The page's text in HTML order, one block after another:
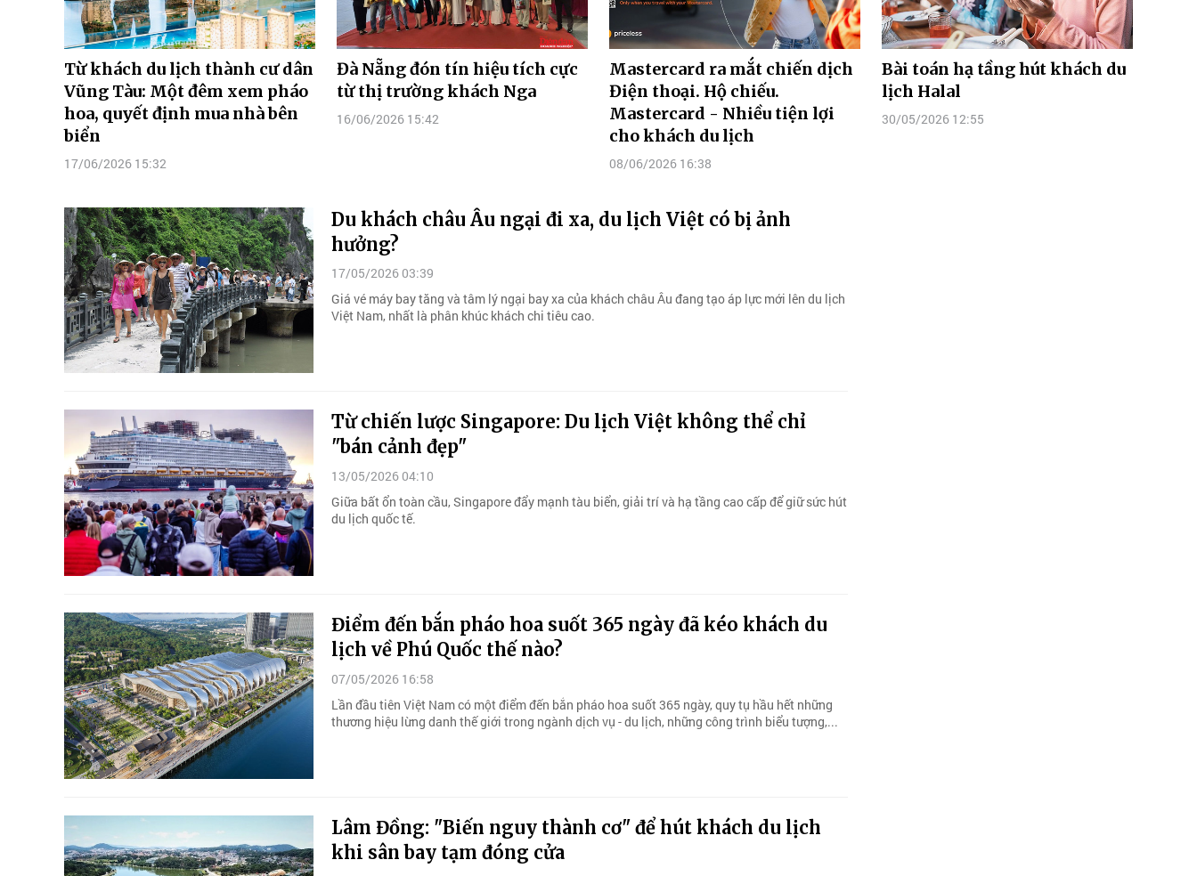
Từ khách du lịch thành cư dân
Vũng Tàu: Một đêm xem pháo
hoa, quyết định mua nhà bên
biển
17/06/2026 15:32
Đà Nẵng đón tín hiệu tích cực
từ thị trường khách Nga
16/06/2026 15:42
Mastercard ra mắt chiến dịch
Điện thoại. Hộ chiếu.
Mastercard - Nhiều tiện lợi
cho khách du lịch
08/06/2026 16:38
Bài toán hạ tầng hút khách du
lịch Halal
30/05/2026 12:55
Du khách châu Âu ngại đi xa, du lịch Việt có bị ảnh
hưởng?
17/05/2026 03:39
Giá vé máy bay tăng và tâm lý ngại bay xa của khách châu Âu đang tạo áp lực mới lên du lịch
Việt Nam, nhất là phân khúc khách chi tiêu cao.
Từ chiến lược Singapore: Du lịch Việt không thể chỉ
"bán cảnh đẹp"
13/05/2026 04:10
Giữa bất ổn toàn cầu, Singapore đẩy mạnh tàu biển, giải trí và hạ tầng cao cấp để giữ sức hút
du lịch quốc tế.
Điểm đến bắn pháo hoa suốt 365 ngày đã kéo khách du
lịch về Phú Quốc thế nào?
07/05/2026 16:58
Lần đầu tiên Việt Nam có một điểm đến bắn pháo hoa suốt 365 ngày, quy tụ hầu hết những
thương hiệu lừng danh thế giới trong ngành dịch vụ - du lịch, những công trình biểu tượng,...
Lâm Đồng: "Biến nguy thành cơ" để hút khách du lịch
khi sân bay tạm đóng cửa